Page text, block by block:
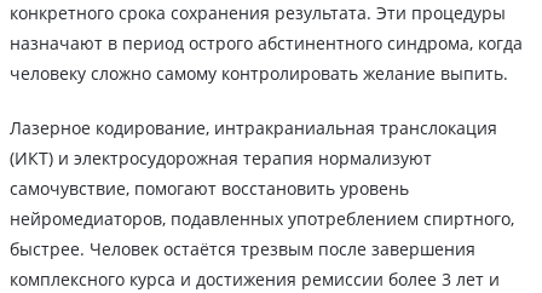
конкретного срока сохранения результата. Эти процедуры
назначают в период острого абстинентного синдрома, когда
человеку сложно самому контролировать желание выпить.
Лазерное кодирование, интракраниальная транслокация
(ИКТ) и электросудорожная терапия нормализуют
самочувствие, помогают восстановить уровень
нейромедиаторов, подавленных употреблением спиртного,
быстрее. Человек остаётся трезвым после завершения
комплексного курса и достижения ремиссии более 3 лет и